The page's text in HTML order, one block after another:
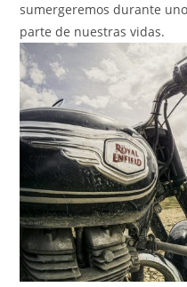
sumergeremos durante
parte de nuestras vidas.